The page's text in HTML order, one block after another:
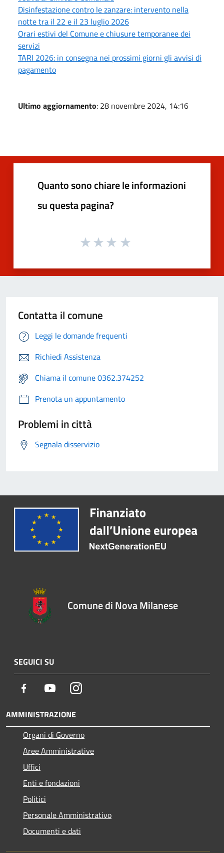
Disinfestazione contro le zanzare: intervento nella
notte tra il 22 e il 23 luglio 2026
Orari estivi del Comune e chiusure temporanee dei
servizi
TARI 2026: in consegna nei prossimi giorni gli avvisi di
pagamento
Ultimo aggiornamento: 28 novembre 2024, 14:16
Quanto sono chiare le informazioni
su questa pagina?
Contatta il comune
Leggi le domande frequenti
Richiedi Assistenza
Chiama il comune 0362.374252
Prenota un appuntamento
Problemi in città
Segnala disservizio
Comune di Nova Milanese
SEGUICI SU
Facebook YoutubeInstagram
AMMINISTRAZIONE
Organi di Governo
Aree Amministrative
Uffici
Enti e fondazioni
Politici
Personale Amministrativo
Documenti e dati